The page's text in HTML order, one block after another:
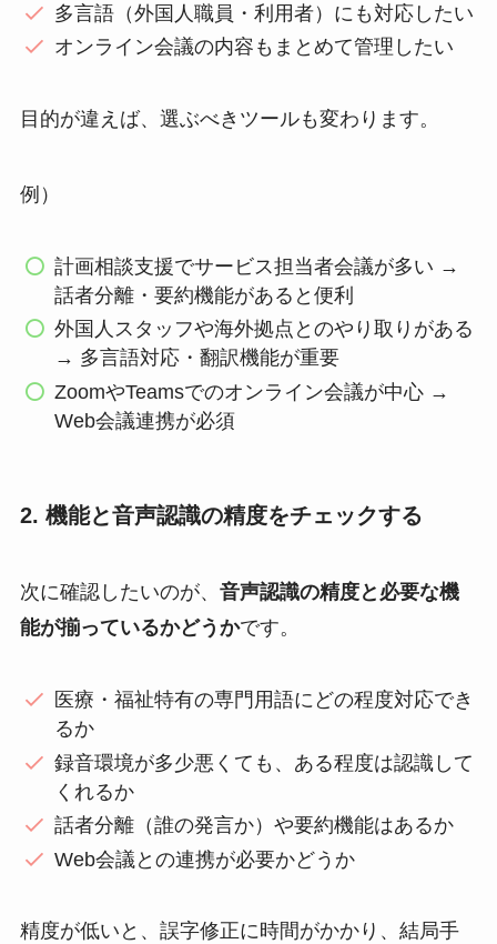
多言語（外国人職員・利用者）にも対応したい
オンライン会議の内容もまとめて管理したい
目的が違えば、選ぶべきツールも変わります。
例）
計画相談支援でサービス担当者会議が多い →
話者分離・要約機能があると便利
外国人スタッフや海外拠点とのやり取りがある
→ 多言語対応・翻訳機能が重要
ZoomやTeamsでのオンライン会議が中心 →
Web会議連携が必須
2. 機能と音声認識の精度をチェックする
次に確認したいのが、 音声認識の精度と必要な機
能が揃っているかどうかです。
医療・福祉特有の専門用語にどの程度対応でき
るか
録音環境が多少悪くても、ある程度は認識して
くれるか
話者分離（誰の発言か）や要約機能はあるか
Web会議との連携が必要かどうか
精度が低いと、誤字修正に時間がかかり、結局手